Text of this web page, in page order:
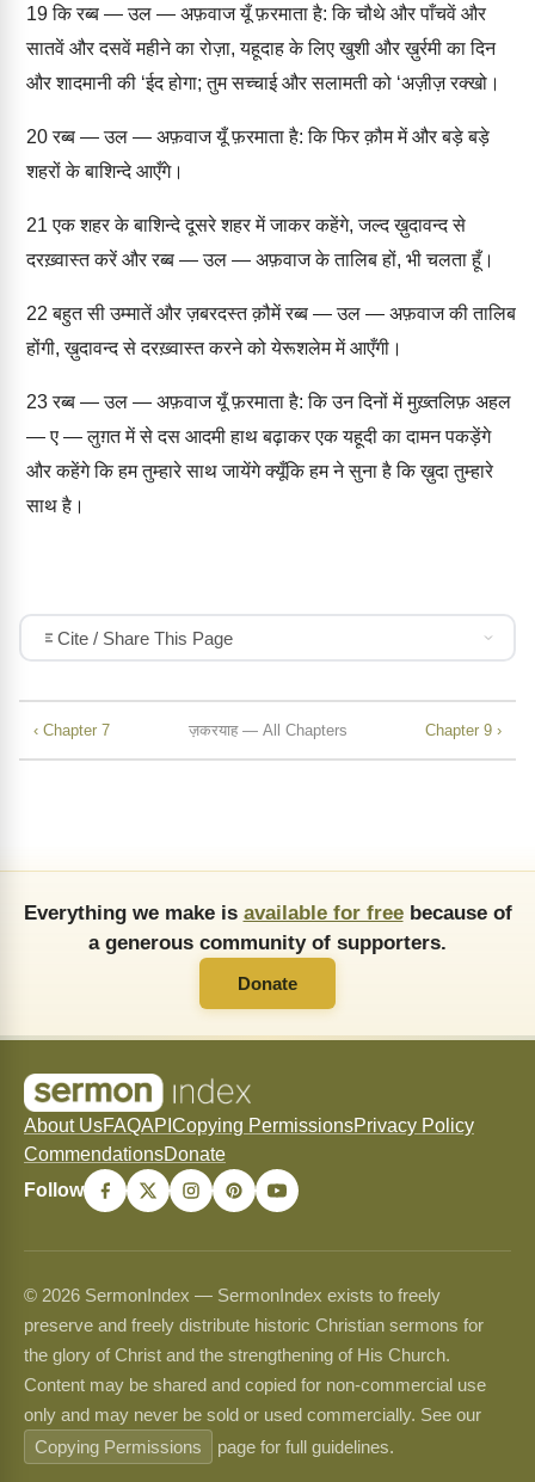
19कि रब्ब — उल — अफ़वाज यूँ फ़रमाता है: कि चौथे और पाँचवें और
सातवें और दसवें महीने का रोज़ा, यहूदाह के लिए खुशी और ख़ुर्रमी का दिन
और शादमानी की ‘ईद होगा; तुम सच्चाई और सलामती को ‘अज़ीज़ रक्खो।
20रब्ब — उल — अफ़वाज यूँ फ़रमाता है: कि फिर क़ौम में और बड़े बड़े
शहरों के बाशिन्दे आएँगे।
21 एक शहर के बाशिन्दे दूसरे शहर में जाकर कहेंगे, जल्द ख़ुदावन्द से
दरख़्वास्त करें और रब्ब — उल — अफ़वाज के तालिब हों, भी चलता हूँ।
22 बहुत सी उम्मातें और ज़बरदस्त क़ौमें रब्ब — उल — अफ़वाज की तालिब
होंगी, ख़ुदावन्द से दरख़्वास्त करने को येरूशलेम में आएँगी।
23रब्ब — उल — अफ़वाज यूँ फ़रमाता है: कि उन दिनों में मुख़्तलिफ़ अहल
— ए — लुग़त में से दस आदमी हाथ बढ़ाकर एक यहूदी का दामन पकड़ेंगे
और कहेंगे कि हम तुम्हारे साथ जायेंगे क्यूँकि हम ने सुना है कि ख़ुदा तुम्हारे
साथ है।
Cite / Share This Page
‹ Chapter 7 ज़करयाह — All Chapters Chapter 9 ›
Everything we make is available for freebecause of
a generous community of supporters.
Donate
About UsFAQAPI Copying PermissionsPrivacy Policy
CommendationsDonate
Follow
© 2026 SermonIndex — SermonIndex exists to freely
preserve and freely distribute historic Christian sermons for
the glory of Christ and the strengthening of His Church.
Content may be shared and copied for non-commercial use
only and may never be sold or used commercially. See our
Copying Permissions
page for full guidelines.